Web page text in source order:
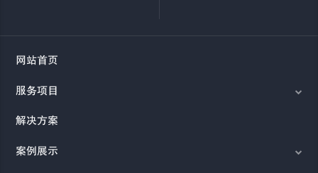
网站首页
服务项目
解决方案
案例展示